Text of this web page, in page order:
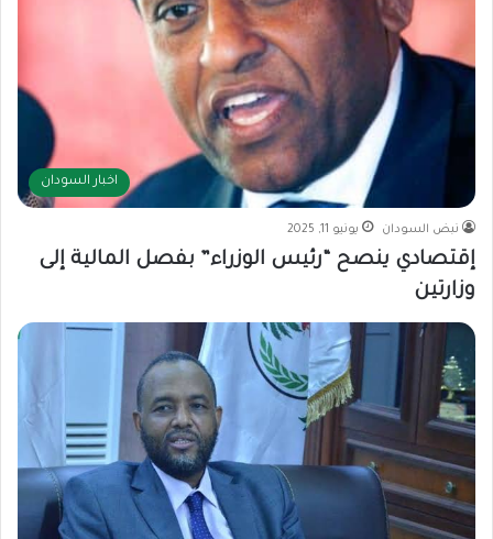
اخبار السودان
نبض السودان يونيو 11, 2025
إقتصادي ينصح “رئيس الوزراء” بفصل المالية إلى
وزارتين